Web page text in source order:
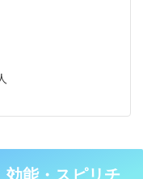
効能・スピリチ